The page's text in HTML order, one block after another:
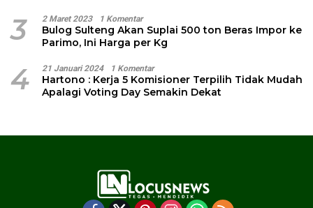
3 2 Maret 2023 1 Komentar
Bulog Sulteng Akan Suplai 500 ton Beras Impor ke
Parimo, Ini Harga per Kg
4 21 Januari 2024 1 Komentar
Hartono : Kerja 5 Komisioner Terpilih Tidak Mudah
Apalagi Voting Day Semakin Dekat